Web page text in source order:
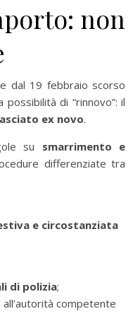
non
dal 19 febbraio scorso
di “rinnovo”: il
ex novo.
su smarrimento e
differenziate tra
e circostanziata
di polizia;
competente